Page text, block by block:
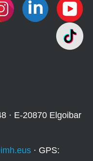
· E-20870 Elgoibar
· GPS: